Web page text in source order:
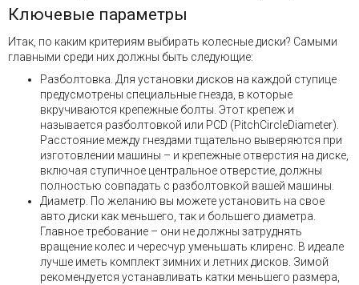
до
21:00
Ключевые параметры
Итак, по каким критериям выбирать колесные диски? Самыми
главными среди них должны быть следующие:
Разболтовка. Для установки дисков на каждой ступице
предусмотрены специальные гнезда, в которые
вкручиваются крепежные болты. Этот крепеж и
называется разболтовкой или PCD (PitchCircleDiameter).
Расстояние между гнездами тщательно выверяются при
изготовлении машины – и крепежные отверстия на диске,
включая ступичное центральное отверстие, должны
полностью совпадать с разболтовкой вашей машины.
Диаметр. По желанию вы можете установить на свое
авто диски как меньшего, так и большего диаметра.
Главное требование – они не должны затруднять
вращение колес и чересчур уменьшать клиренс. В идеале
лучше иметь комплект зимних и летних дисков. Зимой
рекомендуется устанавливать катки меньшего размера,